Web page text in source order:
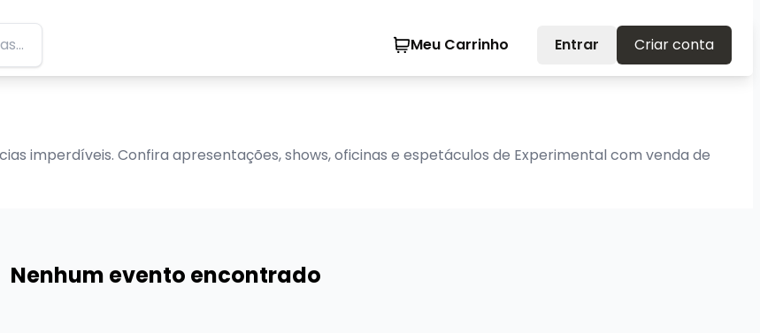
Meu Carrinho Entrar Criar conta
imperdíveis. Confira apresentações, shows, oficinas e espetáculos de Experimental com venda de
Nenhum evento encontrado